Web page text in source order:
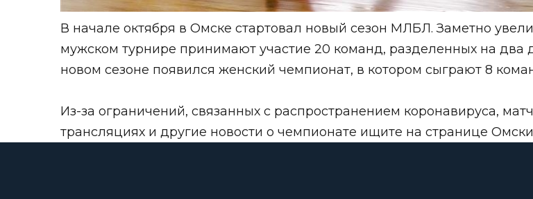
В начале октября в Омске стартовал новый сезон МЛБЛ. Заметно
мужском турнире принимают участие 20 команд, разделенных на два
новом сезоне появился женский чемпионат, в котором сыграют 8
Из-за ограничений, связанных с распространением коронавируса,
трансляциях и другие новости о чемпионате ищите на странице